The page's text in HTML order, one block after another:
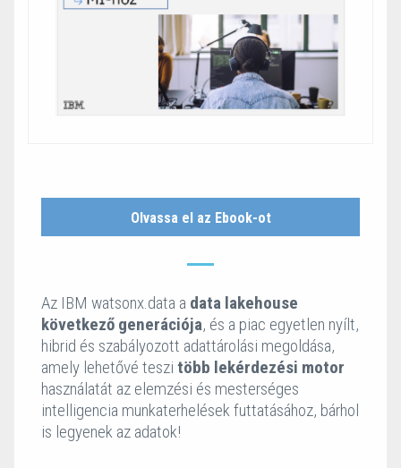
Olvassa el az Ebook-ot
Az IBM watsonx.data a data lakehouse
következő generációja, és a piac egyetlen nyílt,
hibrid és szabályozott adattárolási megoldása,
amely lehetővé teszi több lekérdezési motor
használatát az elemzési és mesterséges
intelligencia munkaterhelések futtatásához, bárhol
is legyenek az adatok!